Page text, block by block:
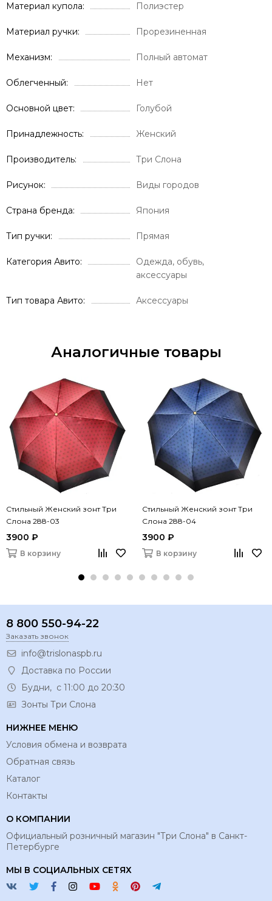
Материал купола Полиэстер
Материал ручки Прорезиненная
Механизм Полный автомат
Облегченный Нет
Основной цвет Голубой
Принадлежность Женский
Производитель Три Слона
Рисунок Виды городов
Страна бренда Япония
Тип ручки Прямая
Категория Авито
Одежда, обувь,
аксессуары
Тип товара Авито Аксессуары
Аналогичные товары
Стильный Женский зонт Три
Слона 288-03
3900 ₽
В корзину
Стильный Женский зонт Три
Слона 288-04
3900 ₽
В корзину
8 800 550-94-22
Заказать звонок
info@trislonaspb.ru
Доставка по России
Будни, с 11:00 до 20:30
Зонты Три Слона
НИЖНЕЕ МЕНЮ
Условия обмена и возврата
Обратная связь
Каталог
Контакты
О КОМПАНИИ
Официальный розничный магазин "Три Слона" в Санкт-
Петербурге
МЫ В СОЦИАЛЬНЫХ СЕТЯХ